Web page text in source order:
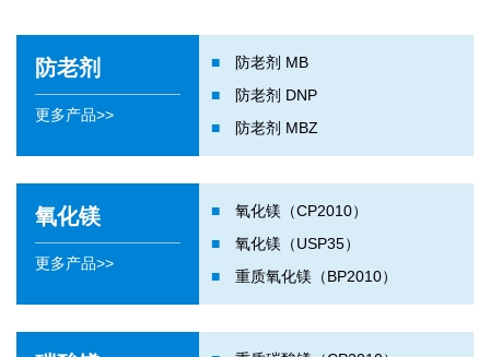
防老剂
更多产品>>
■ 防老剂 MB
■ 防老剂 DNP
■ 防老剂 MBZ
氧化镁
更多产品>>
■ 氧化镁（CP2010）
■ 氧化镁（USP35）
■ 重质氧化镁（BP2010）